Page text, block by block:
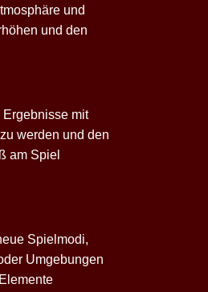
und
und den
mit
werden und den
am Spiel
Spielmodi,
Umgebungen